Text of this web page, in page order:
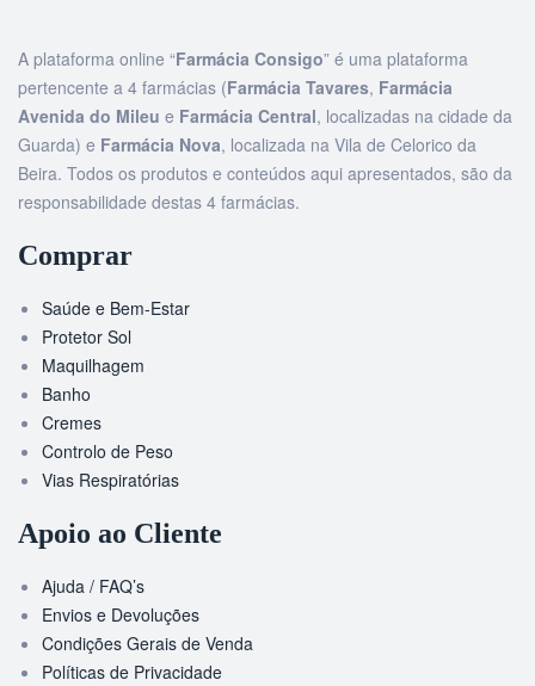
A plataforma online “Farmácia Consigo” é uma plataforma
pertencente a 4 farmácias (Farmácia Tavares, Farmácia
Avenida do Mileu e Farmácia Central, localizadas na cidade da
Guarda) e Farmácia Nova, localizada na Vila de Celorico da
Beira. Todos os produtos e conteúdos aqui apresentados, são da
responsabilidade destas 4 farmácias.
Comprar
Saúde e Bem-Estar
Protetor Sol
Maquilhagem
Banho
Cremes
Controlo de Peso
Vias Respiratórias
Apoio ao Cliente
Ajuda / FAQ’s
Envios e Devoluções
Condições Gerais de Venda
Políticas de Privacidade